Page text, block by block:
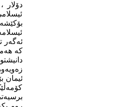
دۆلار
ئه‌گه‌ر
که‌
ئیمان